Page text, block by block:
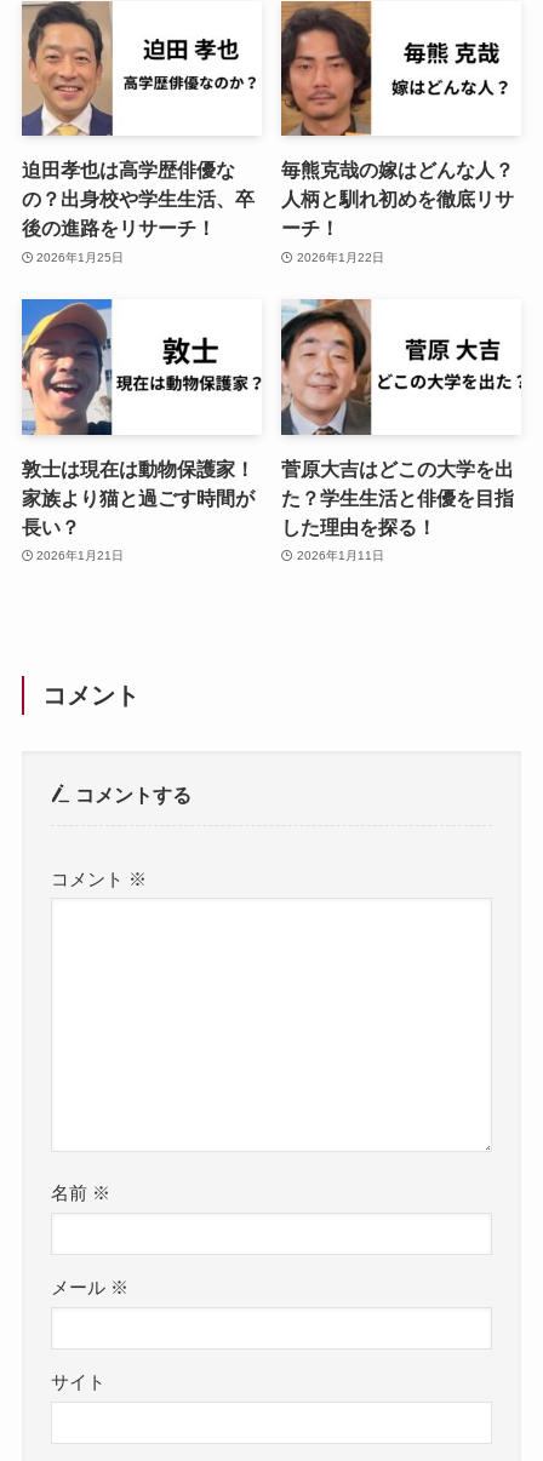
迫田孝也は高学歴俳優な
の？出身校や学生生活、卒
後の進路をリサーチ！
2026年1月25日
毎熊克哉の嫁はどんな人？
人柄と馴れ初めを徹底リサ
ーチ！
2026年1月22日
敦士は現在は動物保護家！
家族より猫と過ごす時間が
長い？
2026年1月21日
菅原大吉はどこの大学を出
た？学生生活と俳優を目指
した理由を探る！
2026年1月11日
コメント
コメントする
コメント ※
名前 ※
メール ※
サイト